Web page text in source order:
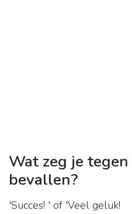
Wat zeg je
bevallen?
'Succes! ' of 'Veel geluk!